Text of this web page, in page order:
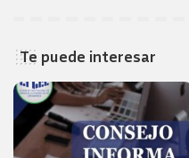
Te puede interesar